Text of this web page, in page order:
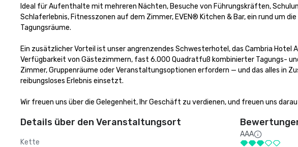
Ideal für Aufenthalte mit mehreren Nächten, Besuche von Führungskräften,
Schlaferlebnis, Fitnesszonen auf dem Zimmer, EVEN® Kitchen & Bar, ein rund um
Tagungsräume.
Ein zusätzlicher Vorteil ist unser angrenzendes Schwesterhotel, das Cambria
Verfügbarkeit von Gästezimmern, fast 6.000 Quadratfuß kombinierter Tagungs-
Zimmer, Gruppenräume oder Veranstaltungsoptionen erfordern — und das alles in
reibungsloses Erlebnis einsetzt.
Wir freuen uns über die Gelegenheit, Ihr Geschäft zu verdienen, und freuen uns
Details über den Veranstaltungsort
Kette
AAA